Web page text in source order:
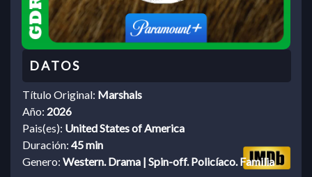
Título Original: Marshals
Año: 2026
Pais(es): United States of America
Duración: 45 min
Genero: Western. Drama | Spin-off. Policíaco. Familia